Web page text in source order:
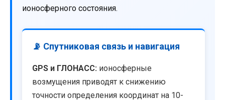
ионосферного состояния.
📡 Спутниковая связь и навигация
GPS и ГЛОНАСС: ионосферные
возмущения приводят к снижению
точности определения координат на 10-